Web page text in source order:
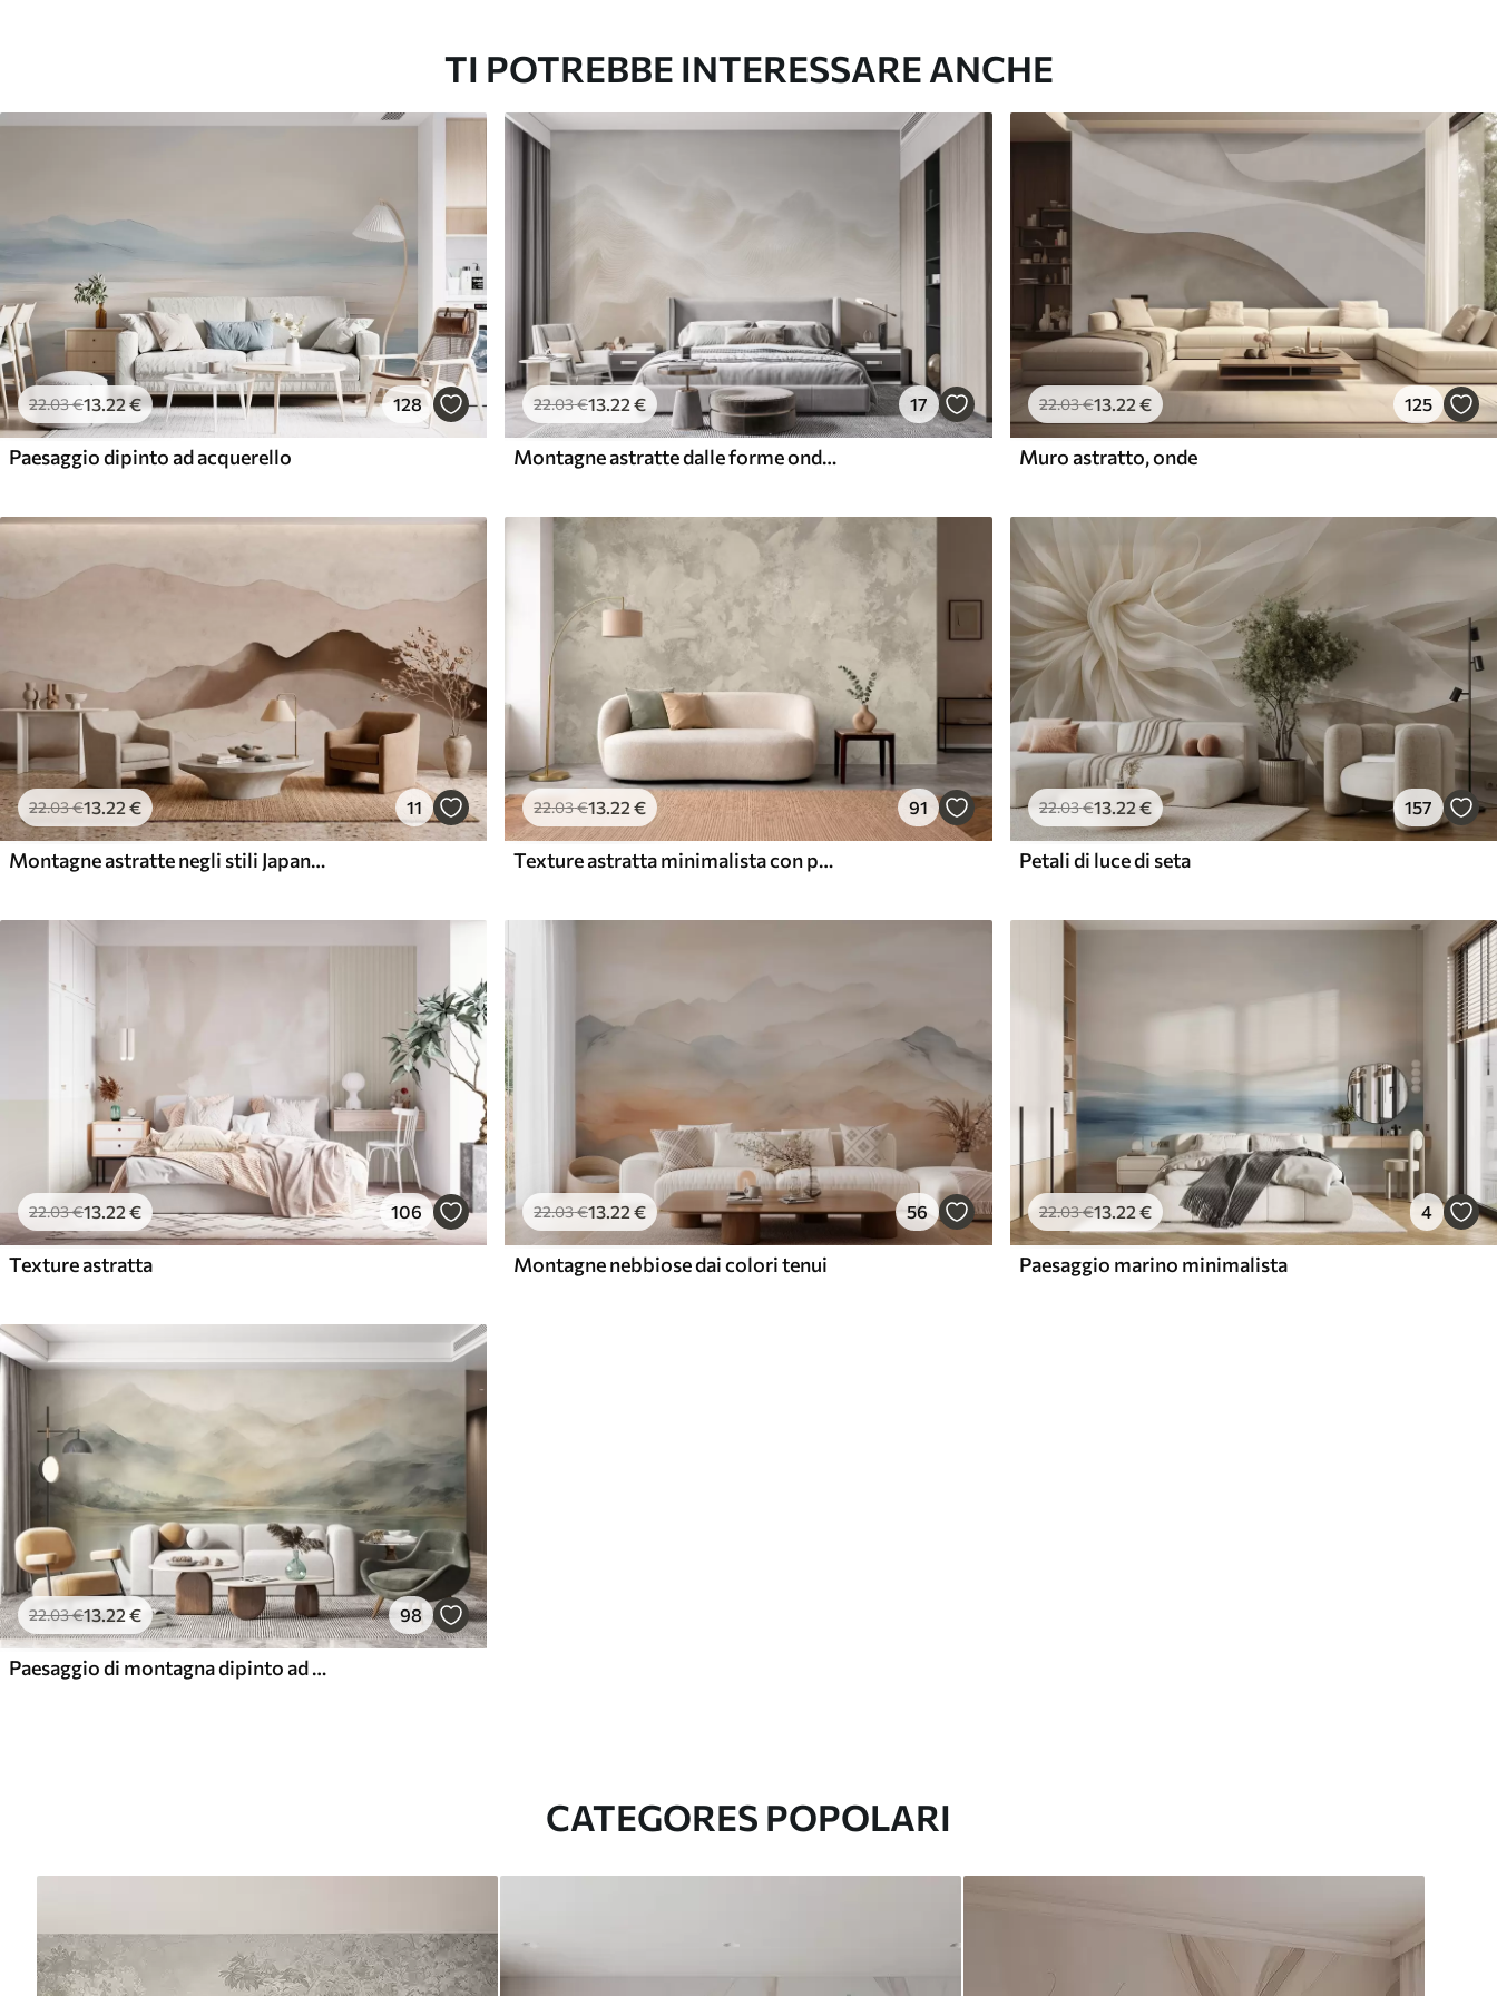
TI POTREBBE INTERESSARE ANCHE
22.03€13 .22 € 128
Paesaggio dipinto ad acquerello
22.03€13 .22 € 17
Montagne astratte dalle forme ondulate in una palette di colori beige, in stile minimalista
22.03€13.22 € 125
Muro astratto, onde
22.03€13.22 € 11
Montagne astratte negli stili Japandi e minimalista
22.03€13.22 € 91
Texture astratta minimalista con pennellate nei toni del beige
22.03€13.22€ 157
Petali di luce di seta
22.03€13 .22 € 106
Texture astratta
22.03€13 .22 € 56
Montagne nebbiose dai colori tenui
22.03€13.22 € 4
Paesaggio marino minimalista
22.03€13.22 € 98
Paesaggio di montagna dipinto ad acquerello
CATEGORES POPOLARI